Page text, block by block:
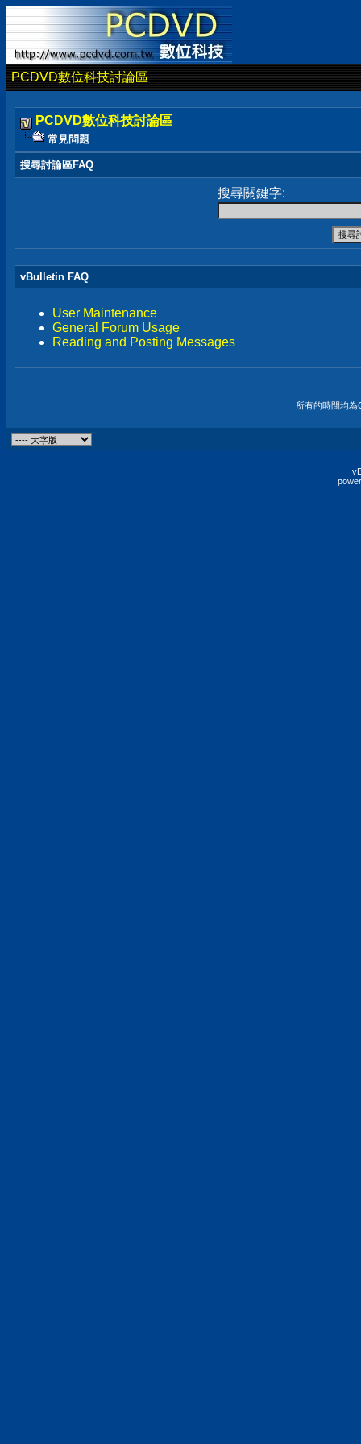
PCDVD數位科技討論區
PCDVD數位科技討論區
常見問題
搜尋討論區FAQ
搜尋關鍵字:
vBulletin FAQ
User Maintenance
General Forum Usage
Reading and Posting Messages
所有的時間均為